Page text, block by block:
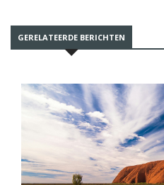
GERELATEERDE BERICHTEN